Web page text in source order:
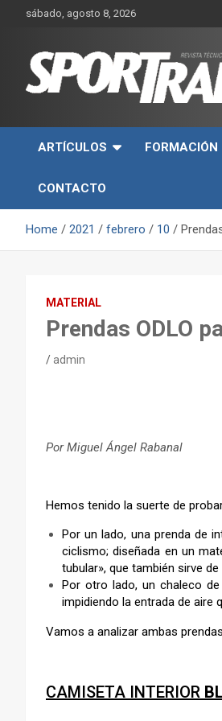
sábado, agosto 8, 2026
Revista
rendimiento, nutrición y
ARTÍCULOS
FORMACIÓN
CONTACTO
Home 2021 febrero 10
MATERIAL
Prendas ODLO
admin
Por Miguel Ángel Rabanal
Hemos tenido la suerte de
Por un lado, una prenda de
ciclismo; diseñada en un
tubular», que también sirve
Por otro lado, un chaleco de
impidiendo la entrada de aire
Vamos a analizar ambas
CAMISETA INTERIOR